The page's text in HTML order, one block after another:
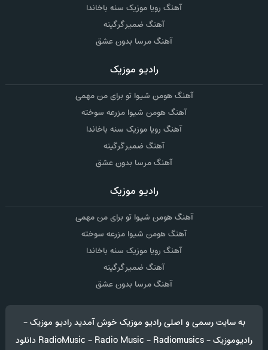
آهنگ رویا موزیک سنه باخاندا
آهنگ ضمیر گرگینه
آهنگ مرسا بدون عشق
رادیو موزیک
آهنگ هومن شیوا تو برای من مهمی
آهنگ هومن شیوا مزرعه سوخته
آهنگ رویا موزیک سنه باخاندا
آهنگ ضمیر گرگینه
آهنگ مرسا بدون عشق
رادیو موزیک
آهنگ هومن شیوا تو برای من مهمی
آهنگ هومن شیوا مزرعه سوخته
آهنگ رویا موزیک سنه باخاندا
آهنگ ضمیر گرگینه
آهنگ مرسا بدون عشق
به سایت رسمی و اصلی رادیو موزیک خوش آمدید رادیو موزیک -
رادیوموزیک - RadioMusic - Radio Music - Radiomusics دانلود